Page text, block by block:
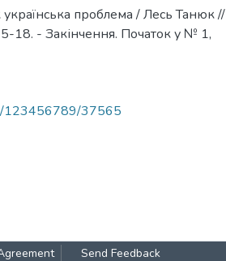
проблема / Лесь Танюк //
18. - Закінчення. Початок у № 1,
123456789/37565
Send Feedback